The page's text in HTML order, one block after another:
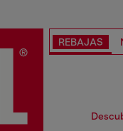
REBAJAS